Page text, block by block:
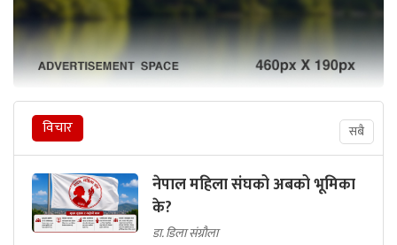
विचार सबै
नेपाल महिला संघको अबको भूमिका
के?
डा. डिला संग्रौला